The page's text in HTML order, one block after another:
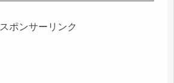
スポンサーリンク